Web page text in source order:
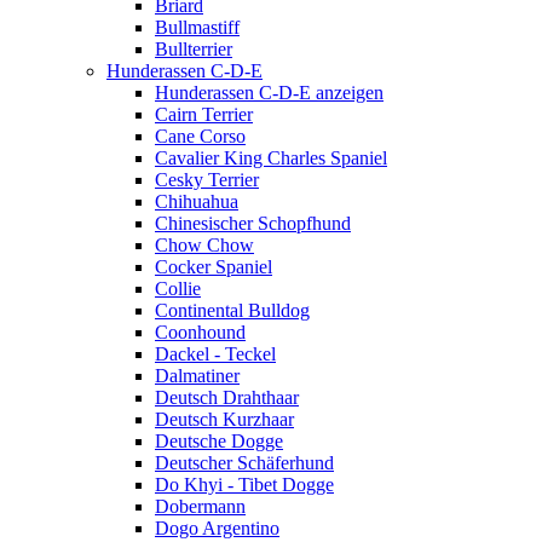
Briard
Bullmastiff
Bullterrier
Hunderassen C-D-E
Hunderassen C-D-E anzeigen
Cairn Terrier
Cane Corso
Cavalier King Charles Spaniel
Cesky Terrier
Chihuahua
Chinesischer Schopfhund
Chow Chow
Cocker Spaniel
Collie
Continental Bulldog
Coonhound
Dackel - Teckel
Dalmatiner
Deutsch Drahthaar
Deutsch Kurzhaar
Deutsche Dogge
Deutscher Schäferhund
Do Khyi - Tibet Dogge
Dobermann
Dogo Argentino